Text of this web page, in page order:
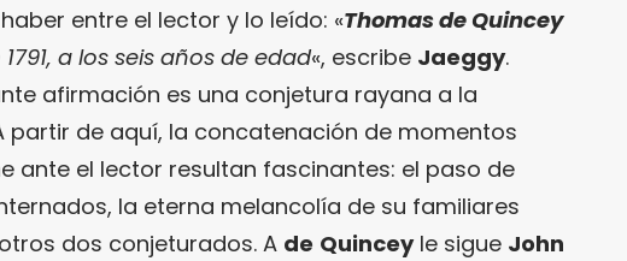
entre el lector y lo leído: «Thomas de Quincey
a los seis años de edad«, escribe Jaeggy.
afirmación es una conjetura rayana a la
partir de aquí, la concatenación de momentos
ante el lector resultan fascinantes: el paso de
la eterna melancolía de su familiares
dos conjeturados. A de Quinceyle sigue John